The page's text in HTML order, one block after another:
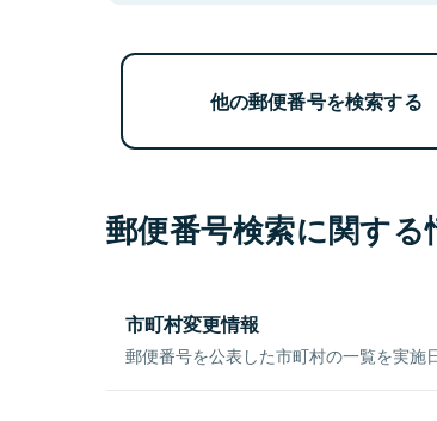
他の郵便番号を検索する
郵便番号検索に関する
市町村変更情報
郵便番号を公表した市町村の一覧を実施